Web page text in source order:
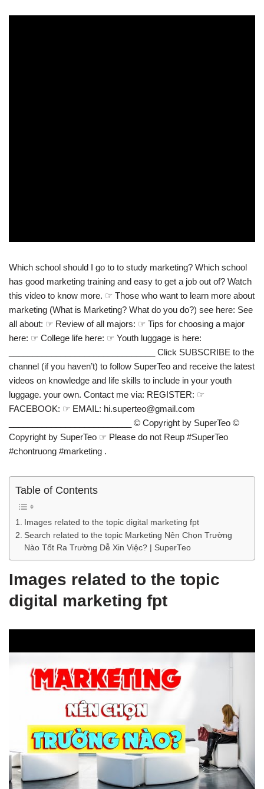
Which school should I go to to study marketing? Which school
has good marketing training and easy to get a job out of? Watch
this video to know more. ☞ Those who want to learn more about
marketing (What is Marketing? What do you do?) see here: See
all about: ☞ Review of all majors: ☞ Tips for choosing a major
here: ☞ College life here: ☞ Youth luggage is here:
_______________________________ Click SUBSCRIBE to the
channel (if you haven’t) to follow SuperTeo and receive the latest
videos on knowledge and life skills to include in your youth
luggage. your own. Contact me via: REGISTER: ☞
FACEBOOK: ☞ EMAIL: hi.superteo@gmail.com
__________________________ © Copyright by SuperTeo ©
Copyright by SuperTeo ☞ Please do not Reup #SuperTeo
#chontruong #marketing .
Table of Contents
Images related to the topic digital marketing fpt
Search related to the topic Marketing Nên Chọn Trường
Nào Tốt Ra Trường Dễ Xin Việc? | SuperTeo
Images related to the topic
digital marketing fpt